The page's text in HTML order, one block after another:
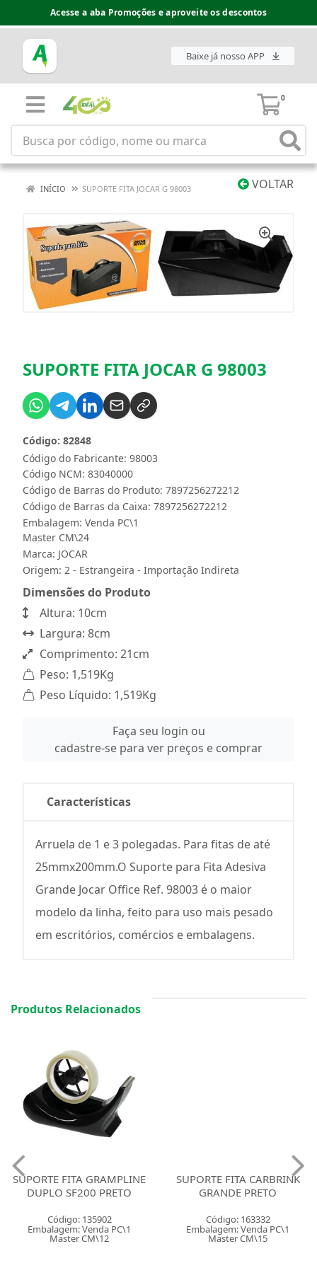
Acesse a aba Promoções e aproveite os descontos
Baixe já nosso APP
0
VOLTAR
INÍCIO SUPORTE FITA JOCAR G 98003
SUPORTE FITA JOCAR G 98003
Código do Fabricante: 98003
Código: 82848
Código NCM: 83040000
Código de Barras do Produto: 7897256272212
Código de Barras da Caixa: 7897256272212
Embalagem: Venda PC\1
Master CM\24
Marca: JOCAR
Origem: 2 - Estrangeira - Importação Indireta
Dimensões do Produto
Altura: 10cm
Largura: 8cm
Comprimento: 21cm
Peso: 1,519Kg
Peso Líquido: 1,519Kg
Faça seu login ou
cadastre-se para ver preços e comprar
Características
Arruela de 1 e 3 polegadas. Para fitas de até
25mmx200mm.O Suporte para Fita Adesiva
Grande Jocar Office Ref. 98003 é o maior
modelo da linha, feito para uso mais pesado
em escritórios, comércios e embalagens.
Produtos Relacionados
SUPORTE FITA GRAMPLINE
DUPLO SF200 PRETO
Código: 135902
Embalagem: Venda PC\1
Master CM\12
SUPORTE FITA CARBRINK
GRANDE PRETO
Código: 163332
Embalagem: Venda PC\1
Master CM\15